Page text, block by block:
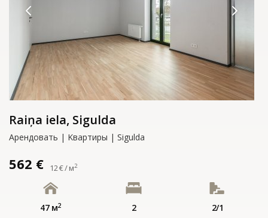
Raiņa iela, Sigulda
Арендовать | Kвартиры | Sigulda
562 € 12 € / м2
47 м2 2 2/1